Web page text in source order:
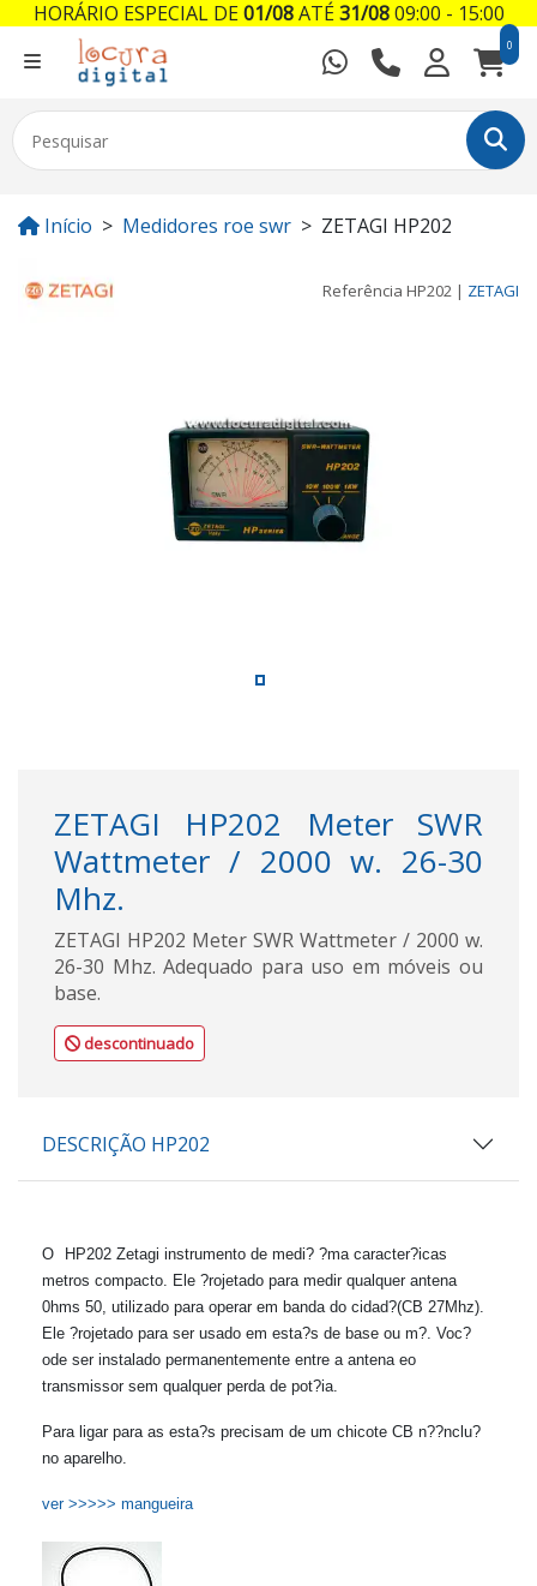
0
Início Medidores roe swr ZETAGI HP202
Referência HP202 | ZETAGI
ZETAGI HP202 Meter SWR
Wattmeter / 2000 w. 26-30
Mhz.
ZETAGI HP202 Meter SWR Wattmeter / 2000 w.
26-30 Mhz. Adequado para uso em móveis ou
base.
descontinuado
DESCRIÇÃO HP202
O
HP202 Zetagi instrumento de medi? ?ma caracter?icas
metros compacto. Ele ?rojetado para medir qualquer antena
0hms 50, utilizado para operar em banda do cidad?(CB 27Mhz).
Ele ?rojetado para ser usado em esta?s de base ou m?. Voc?
ode ser instalado permanentemente entre a antena eo
transmissor sem qualquer perda de pot?ia.
Para ligar para as esta?s precisam de um chicote CB n??nclu?
no aparelho.
ver >>>>> mangueira
HORÁRIO ESPECIAL DE01/08ATÉ31/0809:00 - 15:00